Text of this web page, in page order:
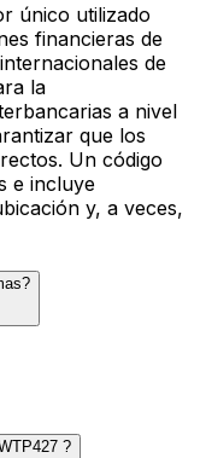
único utilizado
financieras de
de
la
a nivel
que los
Un código
e incluye
y, a veces,
?